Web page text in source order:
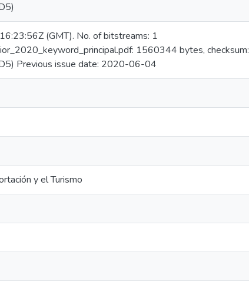
(GMT). No. of bitstreams: 1
1560344 bytes, checksum:
Previous issue date: 2020-06-04
y el Turismo